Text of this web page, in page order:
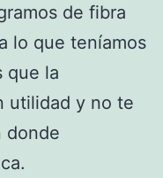
de fibra
lo que teníamos
que la
utilidad y no te
donde